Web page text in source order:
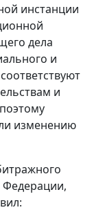
инстанции
дела
и
и
изменению
Федерации,